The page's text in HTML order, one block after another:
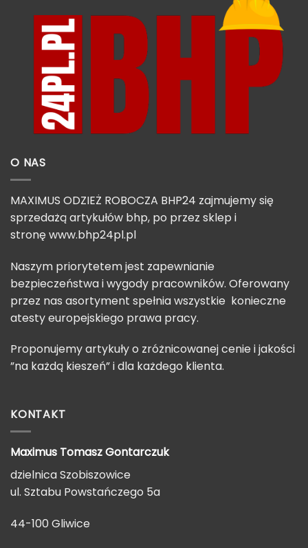
O NAS
MAXIMUS ODZIEŻ ROBOCZA BHP24 zajmujemy się
sprzedażą artykułów bhp, po przez sklep i
stronę www.bhp24pl.pl
Naszym priorytetem jest zapewnianie
bezpieczeństwa i wygody pracowników. Oferowany
przez nas asortyment spełnia wszystkie konieczne
atesty europejskiego prawa pracy.
Proponujemy artykuły o zróżnicowanej cenie i jakości
”na każdą kieszeń” i dla każdego klienta.
KONTAKT
Maximus TomaszGontarczuk
dzielnica Szobiszowice
ul. Sztabu Powstańczego 5a
44-100 Gliwice